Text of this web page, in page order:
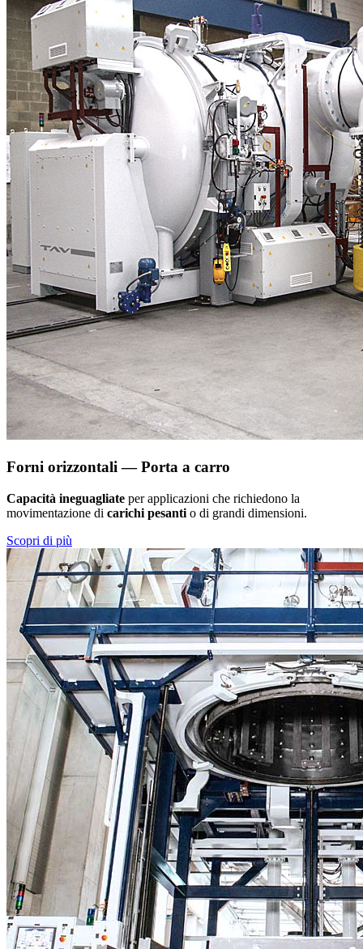
Forni orizzontali — Porta a carro
Capacità ineguagliate per applicazioni che richiedono la
movimentazione di carichi pesanti o di grandi dimensioni.
Scopri di più